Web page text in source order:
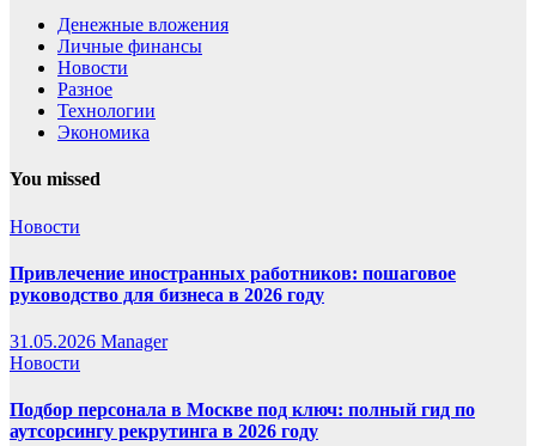
Денежные вложения
Личные финансы
Новости
Разное
Технологии
Экономика
You missed
Новости
Привлечение иностранных работников: пошаговое
руководство для бизнеса в 2026 году
31.05.2026 Manager
Новости
Подбор персонала в Москве под ключ: полный гид по
аутсорсингу рекрутинга в 2026 году